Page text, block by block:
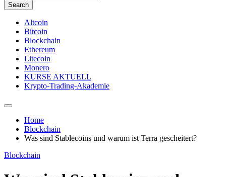
Search
Altcoin
Bitcoin
Blockchain
Ethereum
Litecoin
Monero
KURSE AKTUELL
Krypto-Trading-Akademie
Home
Blockchain
Was sind Stablecoins und warum ist Terra gescheitert?
Blockchain